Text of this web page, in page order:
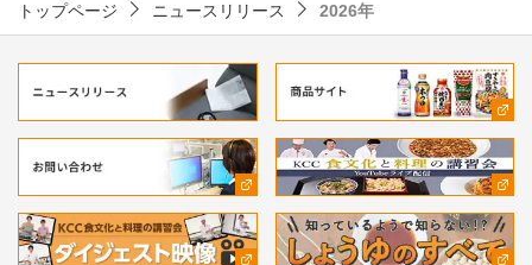
トップページ ニュースリリース 2026年